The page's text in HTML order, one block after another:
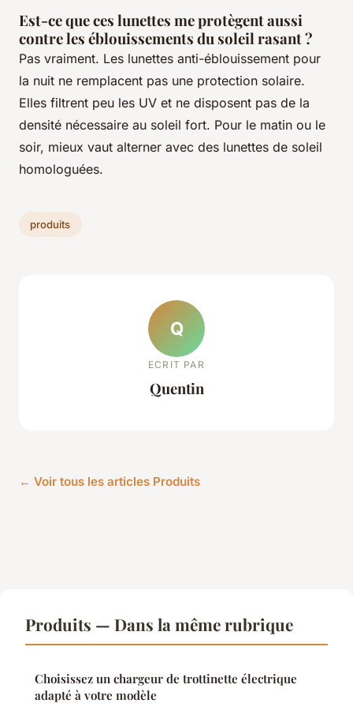
Est-ce que ces lunettes me protègent aussi
contre les éblouissements du soleil rasant ?
Pas vraiment. Les lunettes anti-éblouissement pour
la nuit ne remplacent pas une protection solaire.
Elles filtrent peu les UV et ne disposent pas de la
densité nécessaire au soleil fort. Pour le matin ou le
soir, mieux vaut alterner avec des lunettes de soleil
homologuées.
produits
Q
ECRIT PAR
Quentin
← Voir tous les articles Produits
Produits — Dans la même rubrique
Choisissez un chargeur de trottinette électrique
adapté à votre modèle